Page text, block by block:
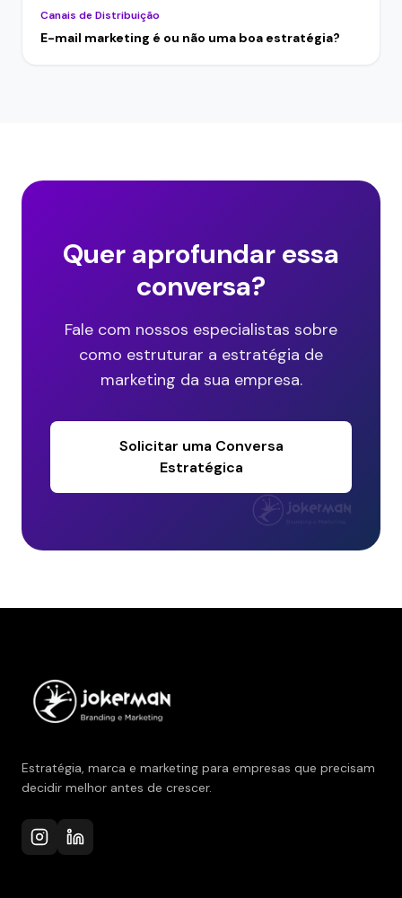
Canais de Distribuição
E-mail marketing é ou não uma boa estratégia?
Quer aprofundar essa
conversa?
Fale com nossos especialistas sobre
como estruturar a estratégia de
marketing da sua empresa.
Solicitar uma Conversa
Estratégica
Estratégia, marca e marketing para empresas que precisam
decidir melhor antes de crescer.